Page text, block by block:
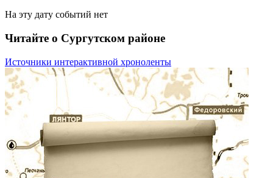
На эту дату событий нет
Читайте о Сургутском районе
Источники интерактивной хроноленты